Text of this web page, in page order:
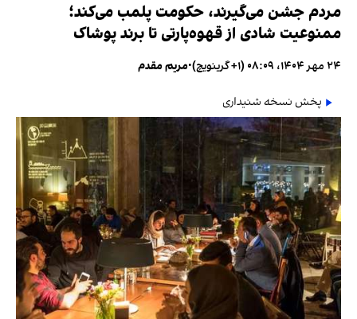
مردم جشن می‌گیرند، حکومت پلمب می‌کند؛
ممنوعیت شادی از قهوه‌پارتی تا برند پوشاک
۲۴ مهر ۱۴۰۴، ۰۸:۰۹ (‎+۱ گرینویچ) •مریم مقدم
پخش نسخه شنیداری